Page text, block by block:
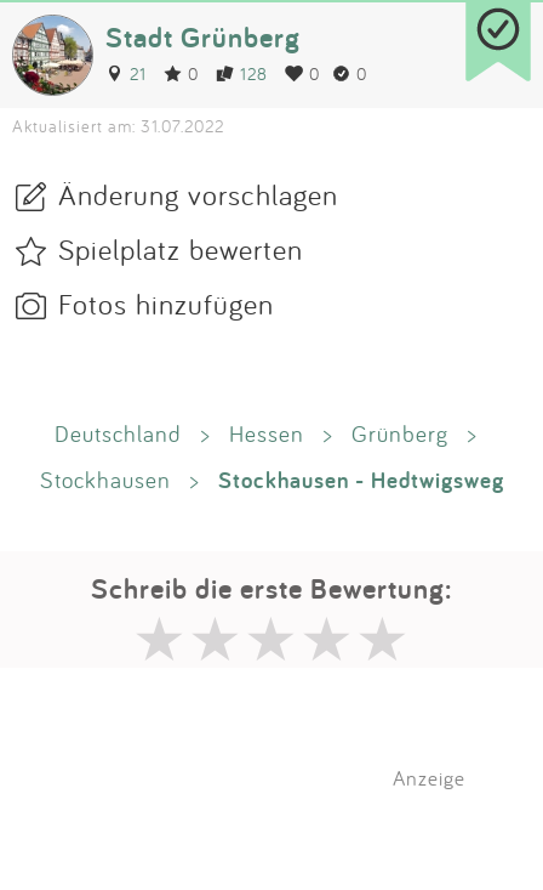
Stadt Grünberg
21 0 128 0 0
Aktualisiert am: 31.07.2022
Änderung vorschlagen
Spielplatz bewerten
Fotos hinzufügen
Deutschland > Hessen > Grünberg
>
Stockhausen
> Stockhausen - Hedtwigsweg
Schreib die erste Bewertung:
Anzeige